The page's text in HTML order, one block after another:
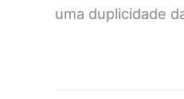
uma duplicidade